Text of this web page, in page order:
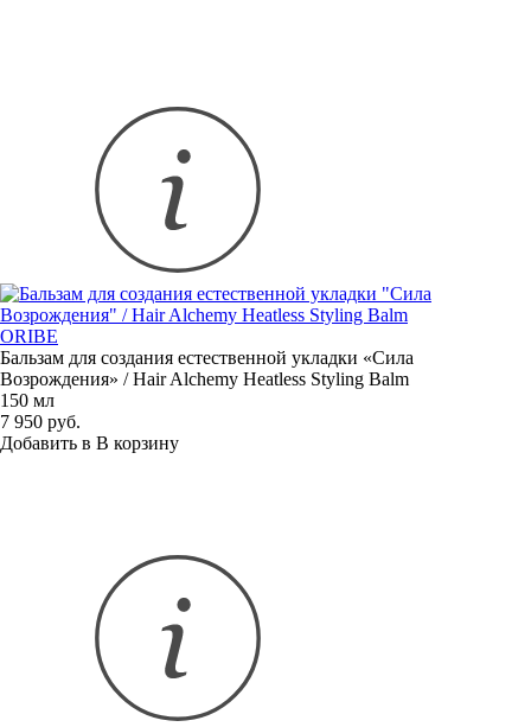
ORIBE
Бальзам для создания естественной укладки «Сила
Возрождения» / Hair Alchemy Heatless Styling Balm
150 мл
7 950 руб.
Добавить в В корзину